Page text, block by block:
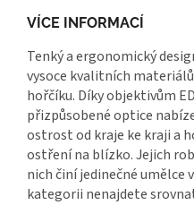
VÍCE INFORMACÍ
Tenký a ergonomický
vysoce kvalitních
hořčíku. Díky objektivům
přizpůsobené optice
ostrost od kraje ke kraji a
ostření na blízko. Jejich
nich činí jedinečné umělce
kategorii nenajdete